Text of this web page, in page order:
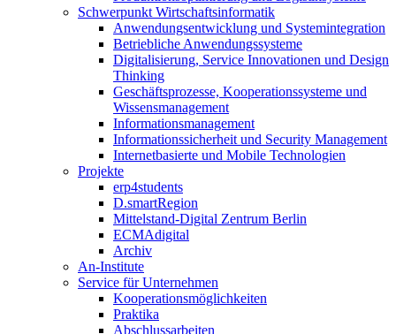
Schwerpunkt Wirtschaftsinformatik
Anwendungsentwicklung und Systemintegration
Betriebliche Anwendungssysteme
Digitalisierung, Service Innovationen und Design
Thinking
Geschäftsprozesse, Kooperationssysteme und
Wissensmanagement
Informationsmanagement
Informationssicherheit und Security Management
Internetbasierte und Mobile Technologien
Projekte
erp4students
D.smartRegion
Mittelstand-Digital Zentrum Berlin
ECMAdigital
Archiv
An-Institute
Service für Unternehmen
Kooperationsmöglichkeiten
Praktika
Abschlussarbeiten